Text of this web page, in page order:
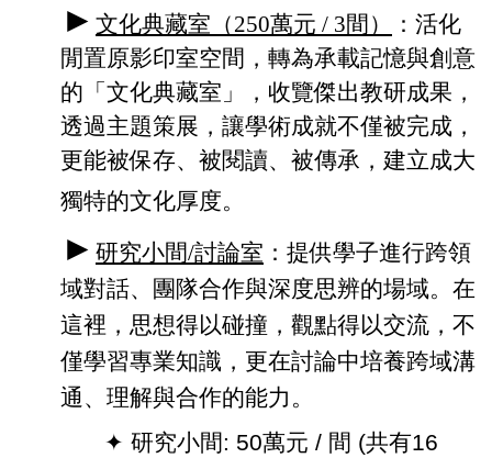
► 文化典藏室 （250萬元 / 3間）
：活化
閒置原影印室空間，轉為承載記憶與創意
的「文化典藏室」，收覽傑出教研成果，
透過主題策展，讓學術成就不僅被完成，
更能被保存、被閱讀、被傳承，建立成大
獨特的文化厚度。
► 研究小間/討論室 ：提供學子進行跨領
域對話、團隊合作與深度思辨的場域。在
這裡，思想得以碰撞，觀點得以交流，不
僅學習專業知識，更在討論中培養跨域溝
通、理解與合作的能力。
✦ 研究小間: 50萬元 / 間 (共有16